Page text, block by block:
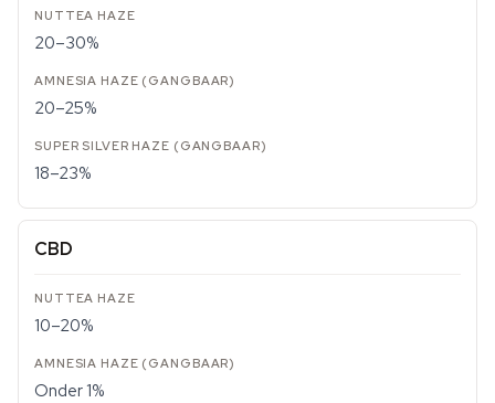
20–30%
20–25%
18–23%
CBD
10–20%
Onder 1%